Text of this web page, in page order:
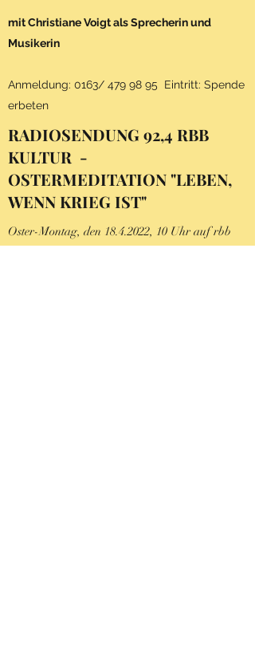
mit Christiane Voigt als Sprecherin und
Musikerin
Anmeldung: 0163/ 479 98 95 Eintritt: Spende
erbeten
RADIOSENDUNG 92,4 RBB
KULTUR -
OSTERMEDITATION "LEBEN,
WENN KRIEG IST"
Oster-Montag, den 18.4.2022, 10 Uhr auf rbb